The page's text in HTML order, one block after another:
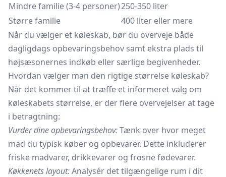
Mindre familie (3-4 personer)250-350 liter
Større familie
400 liter eller mere
Når du vælger et køleskab, bør du overveje både
dagligdags opbevaringsbehov samt ekstra plads til
højsæsonernes indkøb eller særlige begivenheder.
Hvordan vælger man den rigtige størrelse køleskab?
Når det kommer til at træffe et informeret valg om
køleskabets størrelse, er der flere overvejelser at tage
i betragtning:
Vurder dine opbevaringsbehov:Tænk over hvor meget
mad du typisk køber og opbevarer. Dette inkluderer
friske madvarer, drikkevarer og frosne fødevarer.
Køkkenets layout:Analysér det tilgængelige rum i dit